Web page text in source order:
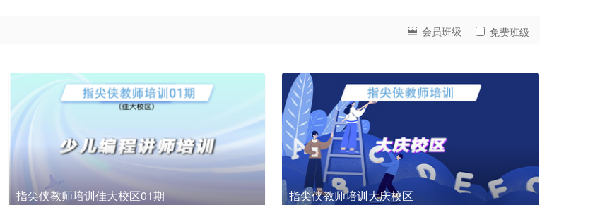
会员班级 免费班级
指尖侠教师培训佳大校区01期 指尖侠教师培训大庆校区